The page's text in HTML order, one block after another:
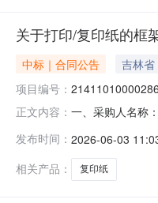
关于打印/复印纸的框
中标｜合同公告 吉林
项目编号：
正文内容： 一、采购人名称
A4箱
发布时间： 2026-06-03
相关产品：
复印纸